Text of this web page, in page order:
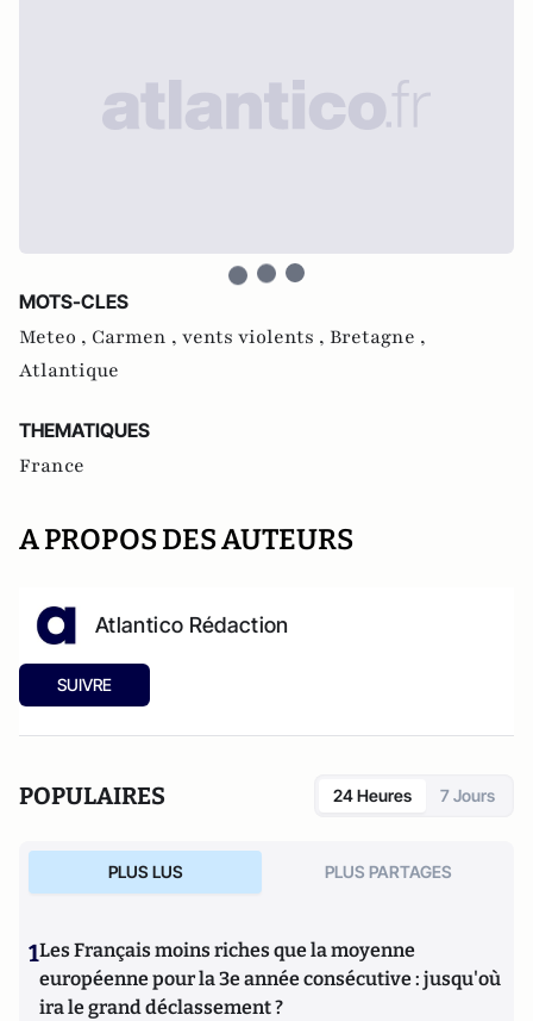
MOTS-CLES
Meteo , Carmen , vents violents , Bretagne ,
Atlantique
THEMATIQUES
France
A PROPOS DES AUTEURS
Atlantico Rédaction
SUIVRE
POPULAIRES 24 Heures 7 Jours
PLUS LUS PLUS PARTAGES
1Les Français moins riches que la moyenne
européenne pour la 3e année consécutive : jusqu'où
ira le grand déclassement ?